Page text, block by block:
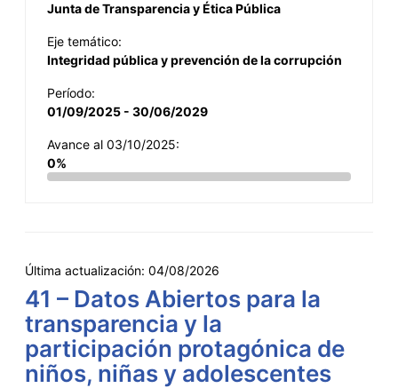
Junta de Transparencia y Ética Pública
Eje temático:
Integridad pública y prevención de la corrupción
Período:
01/09/2025 - 30/06/2029
Avance al 03/10/2025:
0%
Última actualización: 04/08/2026
41 – Datos Abiertos para la
transparencia y la
participación protagónica de
niños, niñas y adolescentes